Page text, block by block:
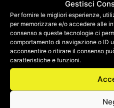
Gestisci
Per fornire le migliori esperienze,
per memorizzare e/o accedere alle
consenso a queste tecnologie ci
comportamento di navigazione o ID
acconsentire o ritirare il consenso
caratteristiche e funzioni.
Salva il mio nome,
browser per la
commento.